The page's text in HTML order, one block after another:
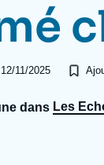
professionnel
12/11/2025
dans Les